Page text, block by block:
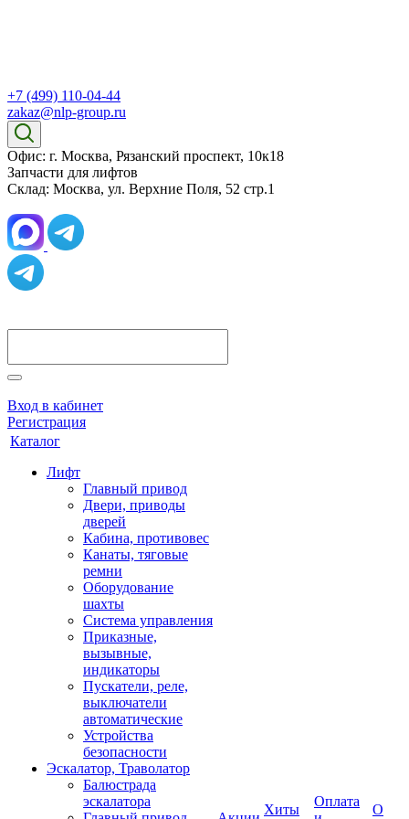
+7 (499) 110-04-44
zakaz@nlp-group.ru
Офис: г. Москва, Рязанский проспект, 10к18
Запчасти для лифтов
Склад: Москва, ул. Верхние Поля, 52 стр.1
Вход в кабинет
Регистрация
Каталог
Лифт
Главный привод
Двери, приводы
дверей
Кабина, противовес
Канаты, тяговые
ремни
Оборудование
шахты
Система управления
Приказные,
вызывные,
индикаторы
Пускатели, реле,
выключатели
автоматические
Устройства
безопасности
Эскалатор, Траволатор
Балюстрада
эскалатора
Хиты
Оплата
О